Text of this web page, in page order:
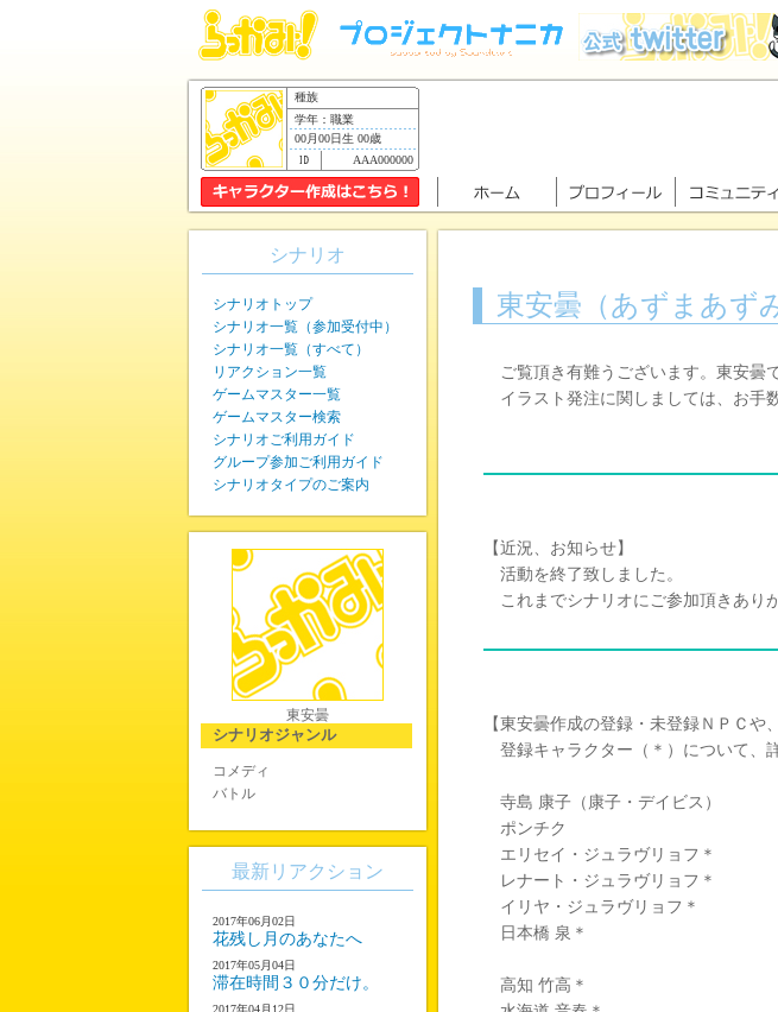
種族
学年：職業
00月00日生 00歳
AAA000000
東安曇（あずまあず
ご覧頂き有難うございます。東安曇で
イラスト発注に関しましては、お手
【近況、お知らせ】
活動を終了致しました。
これまでシナリオにご参加頂きあり
【東安曇作成の登録・未登録ＮＰＣや
登録キャラクター（＊）について、
寺島 康子（康子・デイビス）
ポンチク
エリセイ・ジュラヴリョフ＊
レナート・ジュラヴリョフ＊
イリヤ・ジュラヴリョフ＊
日本橋 泉＊
高知 竹高＊
シナリオ
シナリオトップ
シナリオ一覧（参加受付中）
シナリオ一覧（すべて）
リアクション一覧
ゲームマスター一覧
ゲームマスター検索
シナリオご利用ガイド
グループ参加ご利用ガイド
シナリオタイプのご案内
東安曇
シナリオジャンル
コメディ
バトル
最新リアクション
2017年06月02日
花残し月のあなたへ
2017年05月04日
滞在時間３０分だけ。
2017年04月12日